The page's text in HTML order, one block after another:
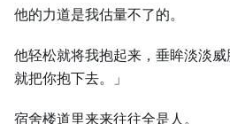
他的力道是我估量不了的。
他轻松就将我抱起来，垂眸淡淡
就把你抱下去。」
宿舍楼道里来来往往全是人。